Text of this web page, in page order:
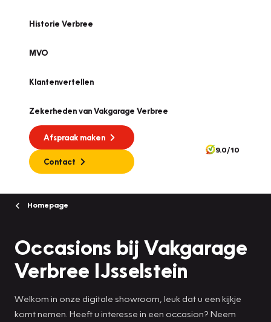
Historie Verbree
MVO
Klantenvertellen
Zekerheden van Vakgarage Verbree
Afspraak maken
Contact
9.0/10
Homepage
Occasions bij Vakgarage
Verbree IJsselstein
Welkom in onze digitale showroom, leuk dat u een kijkje
komt nemen. Heeft u interesse in een occasion? Neem